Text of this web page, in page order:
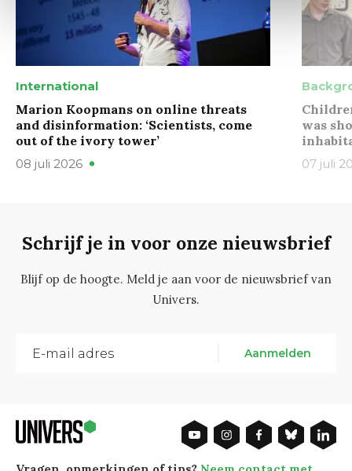
International
Marion Koopmans on online threats
and disinformation: ‘Scientists, come
out of the ivory tower’
08 juli 2026
was
07 juli
Schrijf je in voor onze nieuwsbrief
Blijf op de hoogte. Meld je aan voor de nieuwsbrief van
Univers.
Aanmelden